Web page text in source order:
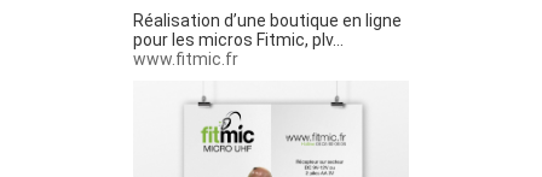
Réalisation d’une boutique en ligne
pour les micros Fitmic, plv…
www.fitmic.fr